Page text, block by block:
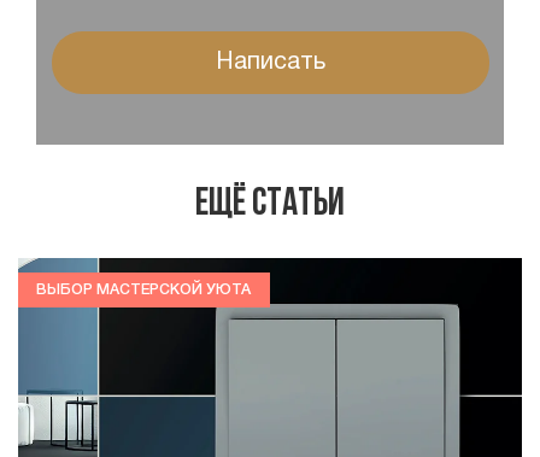
Написать
Ещё статьи
ВЫБОР МАСТЕРСКОЙ УЮТА